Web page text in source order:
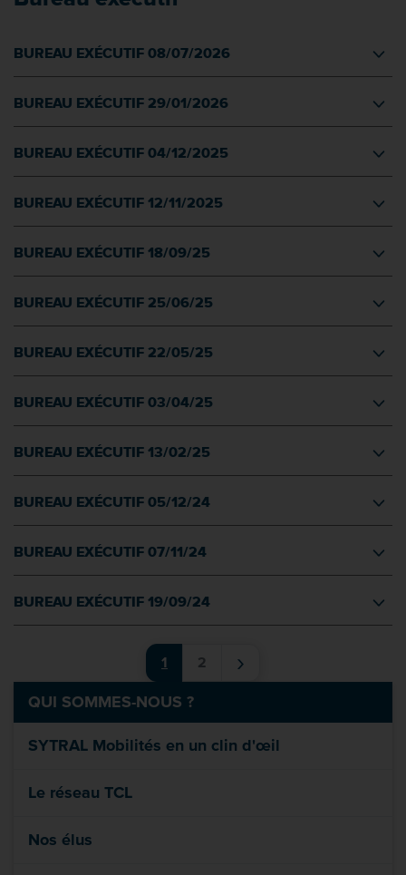
BUREAU EXÉCUTIF 08/07/2026
BUREAU EXÉCUTIF 29/01/2026
BUREAU EXÉCUTIF 04/12/2025
BUREAU EXÉCUTIF 12/11/2025
BUREAU EXÉCUTIF 18/09/25
BUREAU EXÉCUTIF 25/06/25
BUREAU EXÉCUTIF 22/05/25
BUREAU EXÉCUTIF 03/04/25
BUREAU EXÉCUTIF 13/02/25
BUREAU EXÉCUTIF 05/12/24
BUREAU EXÉCUTIF 07/11/24
BUREAU EXÉCUTIF 19/09/24
1 2 ›
QUI SOMMES-NOUS ?
SYTRAL Mobilités en un clin d'œil
Le réseau TCL
Nos élus